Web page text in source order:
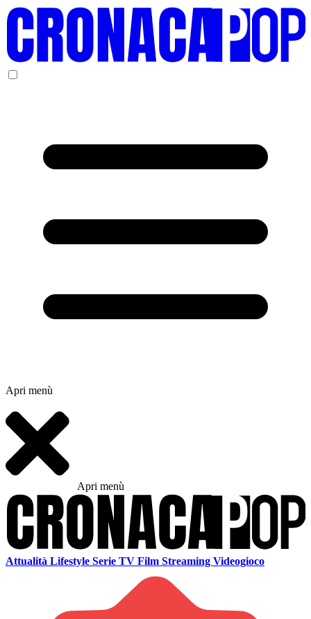
Apri menù
Apri menù
Attualità Lifestyle Serie TV Film Streaming Videogioco